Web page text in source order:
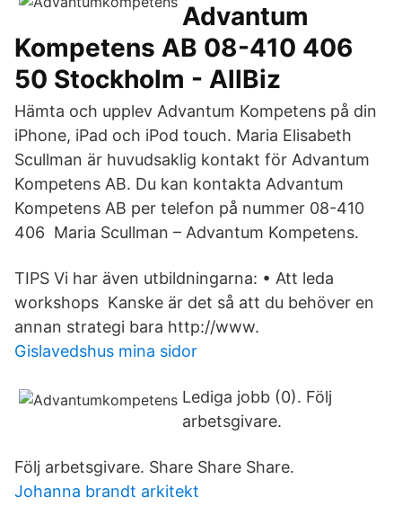
Advantum
Kompetens AB 08-410 406
50 Stockholm - AllBiz
Hämta och upplev Advantum Kompetens på din
iPhone, iPad och iPod touch. Maria Elisabeth
Scullman är huvudsaklig kontakt för Advantum
Kompetens AB. Du kan kontakta Advantum
Kompetens AB per telefon på nummer 08-410
406 Maria Scullman – Advantum Kompetens.
TIPS Vi har även utbildningarna: • Att leda
workshops Kanske är det så att du behöver en
annan strategi bara http://www.
Gislavedshus mina sidor
Lediga jobb (0). Följ
arbetsgivare.
Följ arbetsgivare. Share Share Share.
Johanna brandt arkitekt